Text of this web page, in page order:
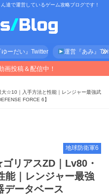
達で運営しているゲーム攻略ブログです！
ゆーだい』Twitter 運営『あみ』
画投稿＆配信中！
☆10｜入手方法と性能｜レンジャー最強武
FORCE 6】
地球防衛軍6
リアスZD｜Lv80・
｜レンジャー最強
データベース